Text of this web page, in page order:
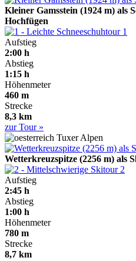
Kleiner Gamsstein (1924 m) als
Hochfügen
1
Aufstieg
2:00 h
Abstieg
1:15 h
Höhenmeter
460 m
Strecke
8,3 km
zur Tour »
Tuxer Alpen
Wetterkreuzspitze (2256 m) als
2
Aufstieg
2:45 h
Abstieg
1:00 h
Höhenmeter
780 m
Strecke
8,7 km